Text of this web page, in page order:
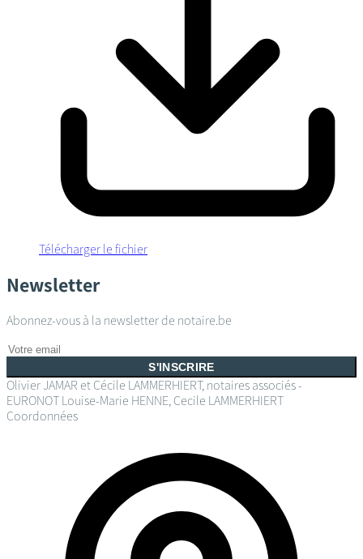
Télécharger le fichier
Newsletter
Abonnez-vous à la newsletter de notaire.be
S'INSCRIRE
Olivier JAMAR et Cécile LAMMERHIERT, notaires associés -
EURONOT Louise-Marie HENNE, Cecile LAMMERHIERT
Coordonnées